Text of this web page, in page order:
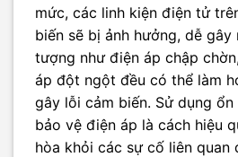
mức, các linh kiện điện tử
biến sẽ bị ảnh hưởng, dễ gây
tượng như điện áp chập
áp đột ngột đều có thể làm
gây lỗi cảm biến. Sử dụng
bảo vệ điện áp là cách hiệu
hòa khỏi các sự cố liên quan